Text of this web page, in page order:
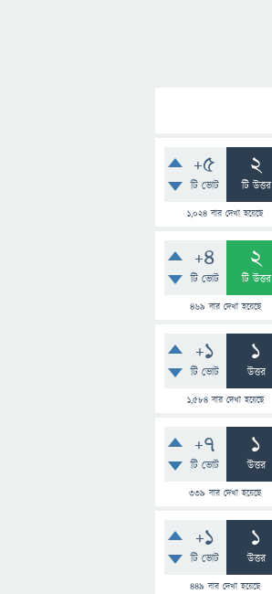
+5
টি ভোট
2
টি উত্তর
1,024 বার দেখা হয়েছে
+4
টি ভোট
2
টি উত্তর
469 বার দেখা হয়েছে
+1
টি ভোট
1
উত্তর
1,584বার দেখা হয়েছে
+7
টি ভোট
1
উত্তর
339 বার দেখা হয়েছে
+1
টি ভোট
1
উত্তর
449 বার দেখা হয়েছে